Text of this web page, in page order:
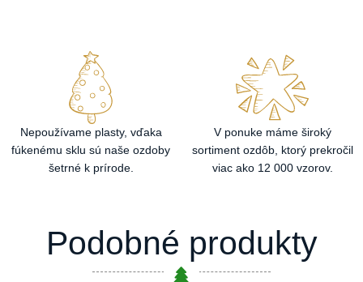
Nepoužívame plasty, vďaka
fúkenému sklu sú naše ozdoby
šetrné k prírode.
V ponuke máme široký
sortiment ozdôb, ktorý prekročil
viac ako 12 000 vzorov.
Podobné produkty